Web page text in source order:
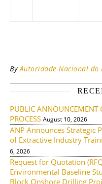
ByAutoridade Nacional do
PUBLIC ANNOUNCEMENT
PROCESS August 10, 2026
ANP Announces Strategic
of Extractive Industry
6, 2026
Request for Quotation
Environmental Baseline
Block Onshore Drilling